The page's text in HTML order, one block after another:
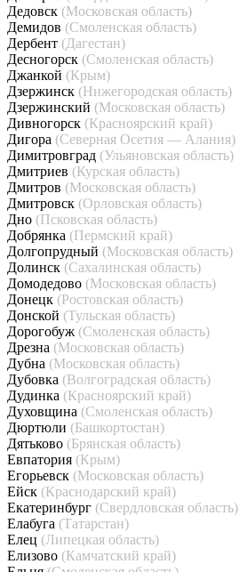
Дедовск (Московская область)
Демидов (Смоленская область)
Дербент (Дагестан)
Десногорск (Смоленская область)
Джанкой (Крым)
Дзержинск (Нижегородская область)
Дзержинский (Московская область)
Дивногорск (Красноярский край)
Дигора (Северная Осетия — Алания)
Димитровград (Ульяновская область)
Дмитриев (Курская область)
Дмитров (Московская область)
Дмитровск (Орловская область)
Дно (Псковская область)
Добрянка (Пермский край)
Долгопрудный (Московская область)
Долинск (Сахалинская область)
Домодедово (Московская область)
Донецк (Ростовская область)
Донской (Тульская область)
Дорогобуж (Смоленская область)
Дрезна (Московская область)
Дубна (Московская область)
Дубовка (Волгоградская область)
Дудинка (Красноярский край)
Духовщина (Смоленская область)
Дюртюли (Башкортостан)
Дятьково (Брянская область)
Евпатория (Крым)
Егорьевск (Московская область)
Ейск (Краснодарский край)
Екатеринбург (Свердловская область)
Елабуга (Татарстан)
Елец (Липецкая область)
Елизово (Камчатский край)